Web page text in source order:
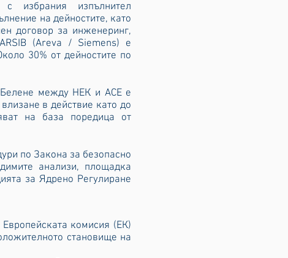
избрания изпълнител
на дейностите, като
договор за инженеринг,
(Areva / Siemens) е
30% от дейностите по
Белене между НЕК и АСЕ е
в действие като до
на база поредица от
по Закона за безопасно
анализи, площадка
за Ядрено Регулиране
Европейската комисия (ЕК)
становище на